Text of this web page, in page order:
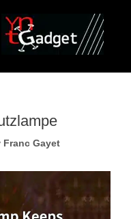
Franc Gayet